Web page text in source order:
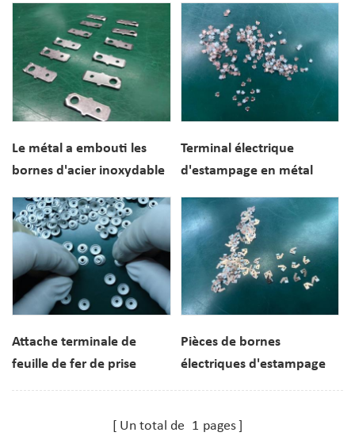
de haute précision
en cuivre
Le métal a embouti les
bornes d'acier inoxydable
chapeau de lampe de four
Terminal électrique
d'estampage en métal
Attache terminale de
feuille de fer de prise
tôle d'acier laminée à froid
Pièces de bornes
électriques d'estampage
rouge
Un total de 1 pages